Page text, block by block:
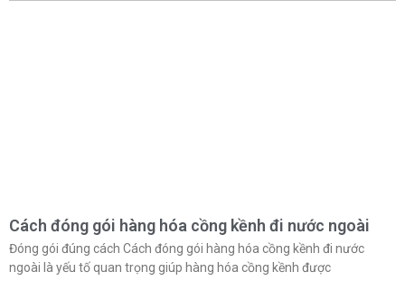
Cách đóng gói hàng hóa cồng kềnh đi nước ngoài
Đóng gói đúng cách Cách đóng gói hàng hóa cồng kềnh đi nước
ngoài là yếu tố quan trọng giúp hàng hóa cồng kềnh được